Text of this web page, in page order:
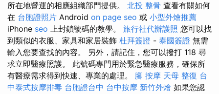
所在地營運的相應組織部門提供。 北投 整骨 查看有關如何
在 台胞證照片 Android on page seo 或 小型外燴推薦
iPhone seo 上封鎖號碼的教學。 旅行社代辦護照 您可以找
到類似的衣服、家具和家居裝飾 杜拜簽證 - 泰國簽證 無需
輸入您要查找的內容。 另外，請記住，您可以撥打 118 尋
求立即醫療照護。 此號碼專門用於緊急醫療服務，確保所
有醫療需求得到快速、專業的處理。 腳 按摩 天母 整復 台
中泰式按摩排毒 台胞證台中 台中按摩 新竹外燴 如果您認